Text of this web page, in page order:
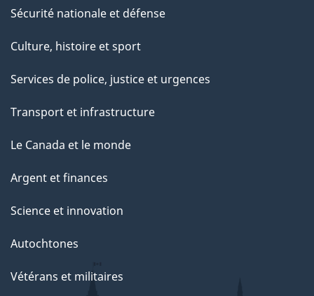
Sécurité nationale et défense
Culture, histoire et sport
Services de police, justice et urgences
Transport et infrastructure
Le Canada et le monde
Argent et finances
Science et innovation
Autochtones
Vétérans et militaires